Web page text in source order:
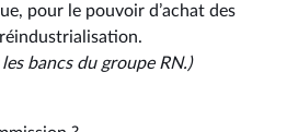
pour le pouvoir d’achat des
bancs du groupe RN.)